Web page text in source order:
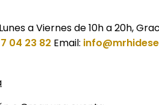
a Viernes de 10h a 20h,
04 23 82 Email: